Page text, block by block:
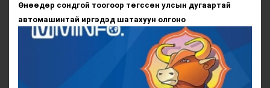
Өнөөдөр сондгой тоогоор төгссөн улсын дугаартай
автомашинтай иргэдэд шатахуун олгоно